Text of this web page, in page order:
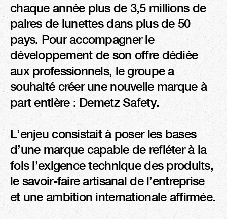
chaque année plus de 3,5 millions de
paires de lunettes dans plus de 50
pays. Pour accompagner le
développement de son offre dédiée
aux professionnels, le groupe a
souhaité créer une nouvelle marque à
part entière : Demetz Safety.
L’enjeu consistait à poser les bases
d’une marque capable de refléter à la
fois l’exigence technique des produits,
le savoir-faire artisanal de l’entreprise
et une ambition internationale affirmée.